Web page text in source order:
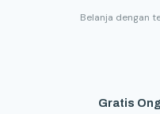
Belanja dengan
Gratis